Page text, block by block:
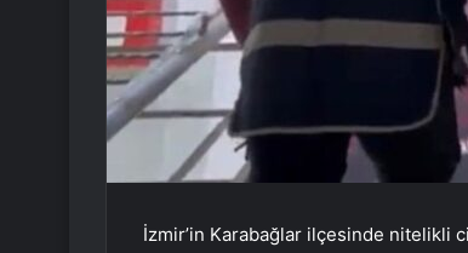
İzmir’in Karabağlar ilçesinde nitelikli